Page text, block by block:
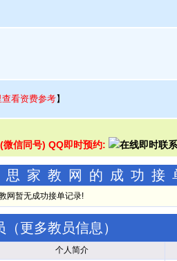
查看资费参考】
信同号) QQ即时预约:
家教网的成功接
网暂无成功接单记录!
（更多教员信息 ）
个人简介